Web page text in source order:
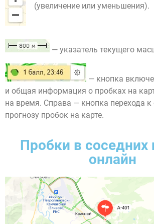
(увеличение или уменьшения).
— указатель текущего
— кнопка
и общая информация о пробках на
на время. Справа — кнопка перехода к
прогнозу пробок на карте.
Пробки в соседних
онлайн